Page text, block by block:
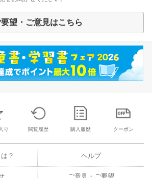
要望・ご意見はこちら
り 閲覧履歴 購入履歴 クーポン
？ ヘルプ
ご意見・ご要望